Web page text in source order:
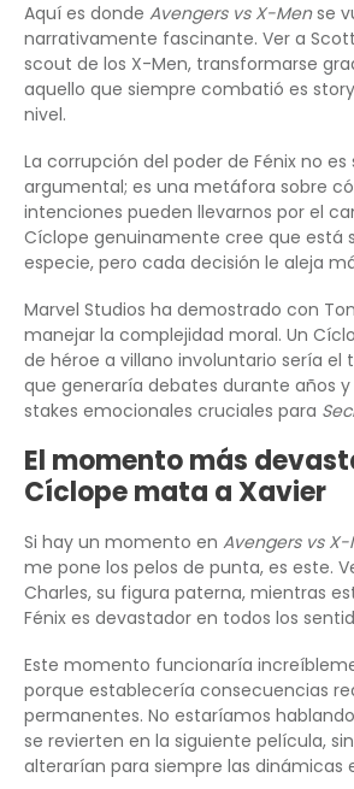
Aquí es donde Avengers vs X-Mense
narrativamente fascinante. Ver a
scout de los X-Men, transformarse
aquello que siempre combatió es
nivel.
La corrupción del poder de Fénix no es
argumental; es una metáfora sobre
intenciones pueden llevarnos por el
Cíclope genuinamente cree que está
especie, pero cada decisión le aleja
Marvel Studios ha demostrado con
manejar la complejidad moral. Un
de héroe a villano involuntario sería el
que generaría debates durante años
stakes emocionales cruciales para
El momento más
Cíclope mata a Xavier
Si hay un momento en Avengers vs X-
me pone los pelos de punta, es este.
Charles, su figura paterna, mientras
Fénix es devastador en todos los
Este momento funcionaría
porque establecería consecuencias
permanentes. No estaríamos
se revierten en la siguiente película,
alterarían para siempre las dinámicas